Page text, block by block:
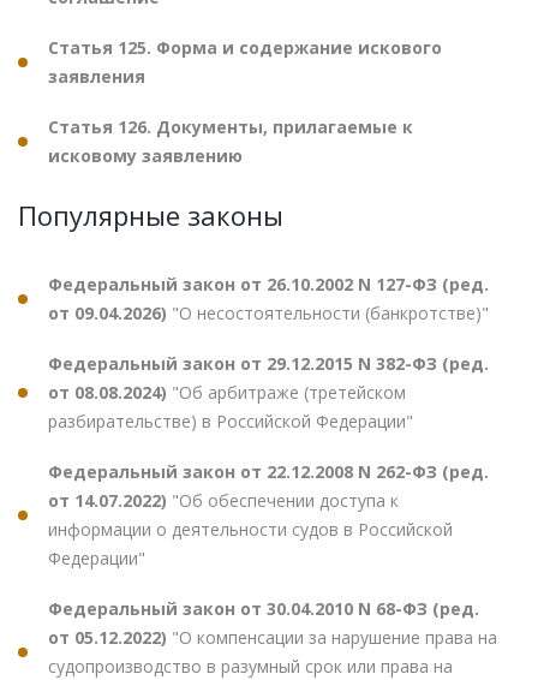
Статья 125. Форма и содержание искового
заявления
Статья 126. Документы, прилагаемые к
исковому заявлению
Популярные законы
Федеральный закон от 26.10.2002 N 127-ФЗ (ред.
от 09.04.2026) "О несостоятельности (банкротстве)"
Федеральный закон от 29.12.2015 N 382-ФЗ (ред.
от 08.08.2024) "Об арбитраже (третейском
разбирательстве) в Российской Федерации"
Федеральный закон от 22.12.2008 N 262-ФЗ (ред.
от 14.07.2022) "Об обеспечении доступа к
информации о деятельности судов в Российской
Федерации"
Федеральный закон от 30.04.2010 N 68-ФЗ (ред.
от 05.12.2022) "О компенсации за нарушение права на
судопроизводство в разумный срок или права на